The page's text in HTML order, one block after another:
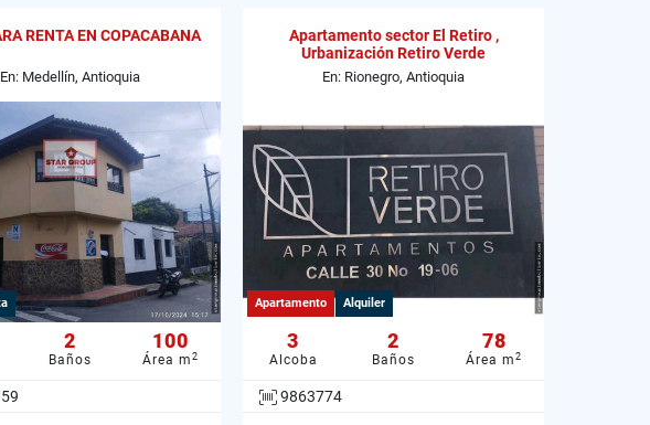
RENTA EN COPACABANA
En: Medellín, Antioquia
2
Baños
100
Área m 2
Apartamento sector El Retiro ,
Urbanización Retiro Verde
En: Rionegro, Antioquia
Apartamento Alquiler
3
Alcoba
2
Baños
78
Área m 2
9863774